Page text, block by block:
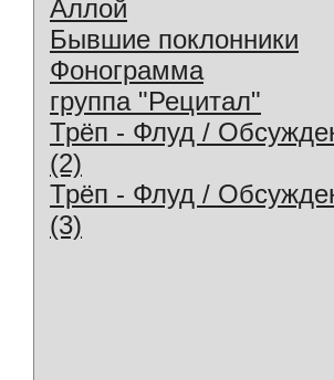
Аллой
Бывшие поклонники
Фонограмма
группа "Рецитал"
Трёп - Флуд /
(2)
Трёп - Флуд /
(3)